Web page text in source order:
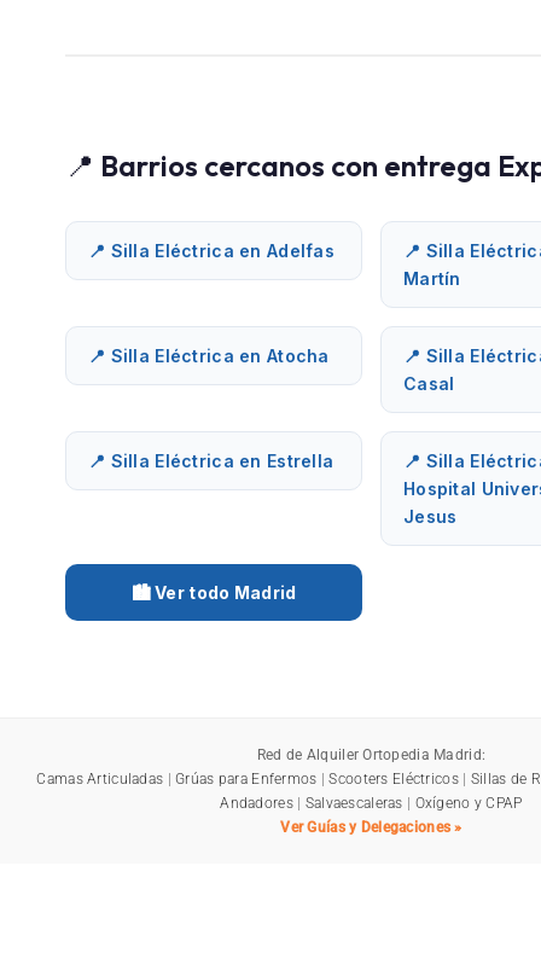
📍 Barrios cercanos con entrega
📍 Silla Eléctrica en Adelfas
📍 Silla
Martín
📍 Silla Eléctrica en Atocha
📍 Silla
Casal
📍 Silla Eléctrica en Estrella
📍 Silla
Hospital
Jesus
🏙️ Ver todo Madrid
Red de Alquiler Ortopedia Madrid:
Camas Articuladas |Grúas para Enfermos |Scooters Eléctricos| Sillas de
Andadores| Salvaescaleras | Oxígeno y CPAP
Ver Guías y Delegaciones »